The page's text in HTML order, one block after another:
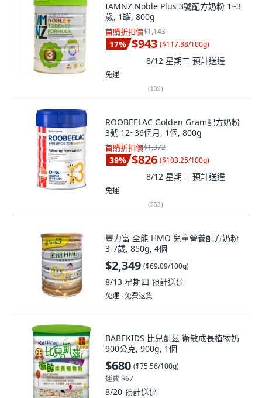
IAMNZ Noble Plus 3號配方奶粉 1~3
歲, 1罐, 800g
首購折扣價$1,143
17% $943 ($117.88/100g)
8/12 星期三 預計送達
免運
(139)
ROOBEELAC Golden Gram配方奶粉
3號 12~36個月, 1個, 800g
首購折扣價$1,372
39% $826 ($103.25/100g)
8/12 星期三 預計送達
免運
(553)
豐力富 全能 HMO 兒童營養配方奶粉
3-7歲, 850g, 4個
$2,349 ($69.09/100g)
8/13 星期四 預計送達
免運 ∙ 免費退貨
BABEKIDS 比兒凱茲 衛敏成長植物奶
900公克, 900g, 1個
$680 ($75.56/100g)
運費 $67
8/20 預計送達